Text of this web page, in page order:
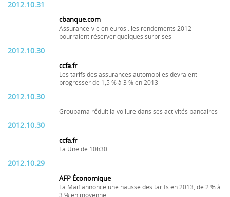
2012.10.31
cbanque.com
Assurance-vie en euros : les rendements 2012
pourraient réserver quelques surprises
2012.10.30
ccfa.fr
Les tarifs des assurances automobiles devraient
progresser de 1,5 % à 3 % en 2013
2012.10.30
Groupama réduit la voilure dans ses activités bancaires
2012.10.30
ccfa.fr
La Une de 10h30
2012.10.29
AFP Économique
La Maif annonce une hausse des tarifs en 2013, de 2 % à
3 % en moyenne